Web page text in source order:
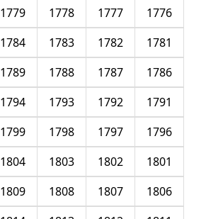
1776
1777
1778
1779
1781
1782
1783
1784
1786
1787
1788
1789
1791
1792
1793
1794
1796
1797
1798
1799
1801
1802
1803
1804
1806
1807
1808
1809